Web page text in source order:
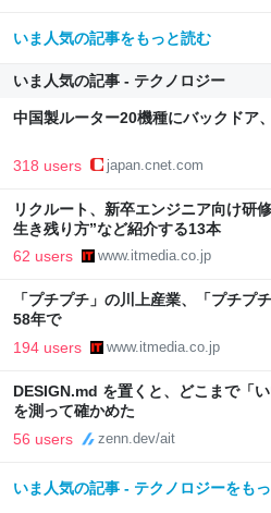
いま人気の記事をもっと読む
いま人気の記事 - テクノロジー
中国製ルーター20機種にバックドア
318 users japan.cnet.com
リクルート、新卒エンジニア向け
生き残り方”など紹介する13本
62 users www.itmedia.co.jp
「プチプチ」の川上産業、「プチ
58年で
194 users www.itmedia.co.jp
DESIGN.md を置くと、どこまで「
を測って確かめた
56 users zenn.dev/ait
いま人気の記事 - テクノロジーをも